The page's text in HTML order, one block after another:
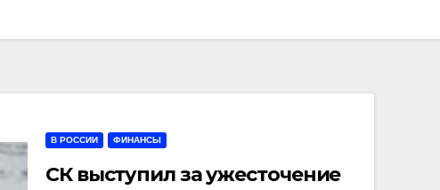
В РОССИИ ФИНАНСЫ
СК выступил за ужесточение